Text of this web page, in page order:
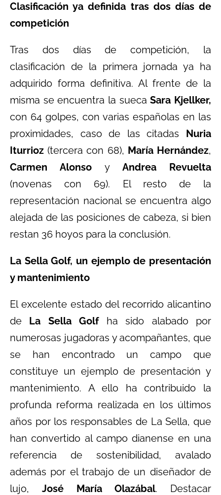
Clasificación ya definida tras dos días de
competición
Tras dos días de competición, la
clasificación de la primera jornada ya ha
adquirido forma definitiva. Al frente de la
misma se encuentra la suecaSara Kjellker,
con 64 golpes, con varias españolas en las
proximidades, caso de las citadas Nuria
Iturrioz (tercera con 68), María Hernández,
Carmen Alonso y Andrea Revuelta
(novenas con 69). El resto de la
representación nacional se encuentra algo
alejada de las posiciones de cabeza, si bien
restan 36 hoyos para la conclusión.
La Sella Golf, un ejemplo de presentación
y mantenimiento
El excelente estado del recorrido alicantino
de La Sella Golf ha sido alabado por
numerosas jugadoras y acompañantes, que
se han encontrado un campo que
constituye un ejemplo de presentación y
mantenimiento. A ello ha contribuido la
profunda reforma realizada en los últimos
años por los responsables de La Sella, que
han convertido al campo dianense en una
referencia de sostenibilidad, avalado
además por el trabajo de un diseñador de
lujo, José María Olazábal. Destacar